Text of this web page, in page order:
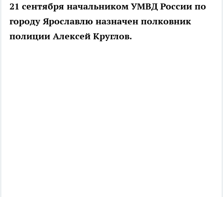
21 сентября начальником УМВД России по
городу Ярославлю назначен полковник
полиции Алексей Круглов.